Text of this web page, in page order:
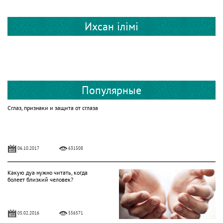
Ихсан ілімі
Популярные
Сглаз, признаки и защита от сглаза
06.10.2017 631508
Какую дуа нужно читать, когда
болеет близкий человек?
05.02.2016 556571